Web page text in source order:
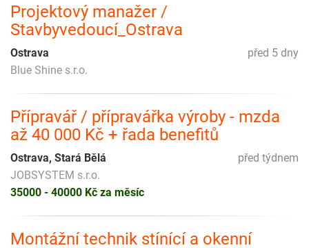
Projektový manažer /
Stavbyvedoucí_Ostrava
před 5 dny
Ostrava
Blue Shine s.r.o.
Přípravář / přípravářka výroby - mzda
až 40 000 Kč + řada benefitů
před týdnem
Ostrava, Stará Bělá
JOBSYSTEM s.r.o.
35000 - 40000 Kč za měsíc
Montážní technik stínící a okenní